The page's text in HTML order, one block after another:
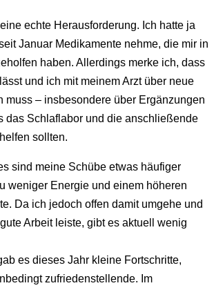
echte Herausforderung. Ich hatte ja
Januar Medikamente nehme, die mir in
haben. Allerdings merke ich, dass
und ich mit meinem Arzt über neue
muss – insbesondere über Ergänzungen
das Schlaflabor und die anschließende
sollten.
sind meine Schübe etwas häufiger
weniger Energie und einem höheren
Da ich jedoch offen damit umgehe und
Arbeit leiste, gibt es aktuell wenig
es dieses Jahr kleine Fortschritte,
zufriedenstellende. Im